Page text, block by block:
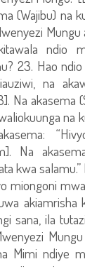
(Wajibu) na
Mungu
ndio
23. Hao
na
Na akasema
na
Na
kwa salamu.”
miongoni
akiamrisha
sana, ila
Mimi ndiye